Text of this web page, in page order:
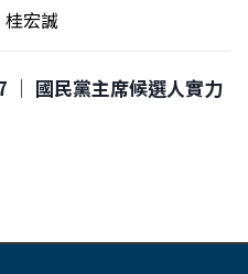
桂宏誠
│ 國民黨主席候選人實力